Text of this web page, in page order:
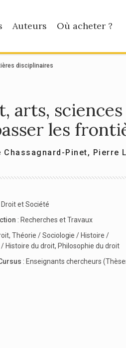
Auteurs Où acheter ?
disciplinaires
arts,
les
Chassagnard-Pinet, Pierre
Droit et Société
: Recherches et Travaux
, Théorie / Sociologie / Histoire /
/ Histoire du droit, Philosophie du droit
: Enseignants chercheurs